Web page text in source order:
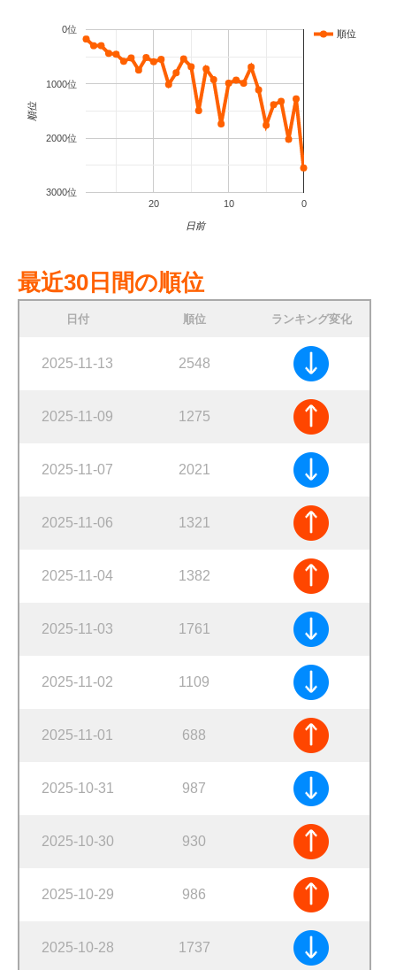
順位
20 10 0
0位
1000位
2000位
3000位
日前
順位
最近30日間の順位
日付 順位 ランキング変化
2025-11-13 2548
2025-11-09 1275
2025-11-07 2021
2025-11-06 1321
2025-11-04 1382
2025-11-03 1761
2025-11-02 1109
2025-11-01 688
2025-10-31 987
2025-10-30 930
2025-10-29 986
2025-10-28 1737